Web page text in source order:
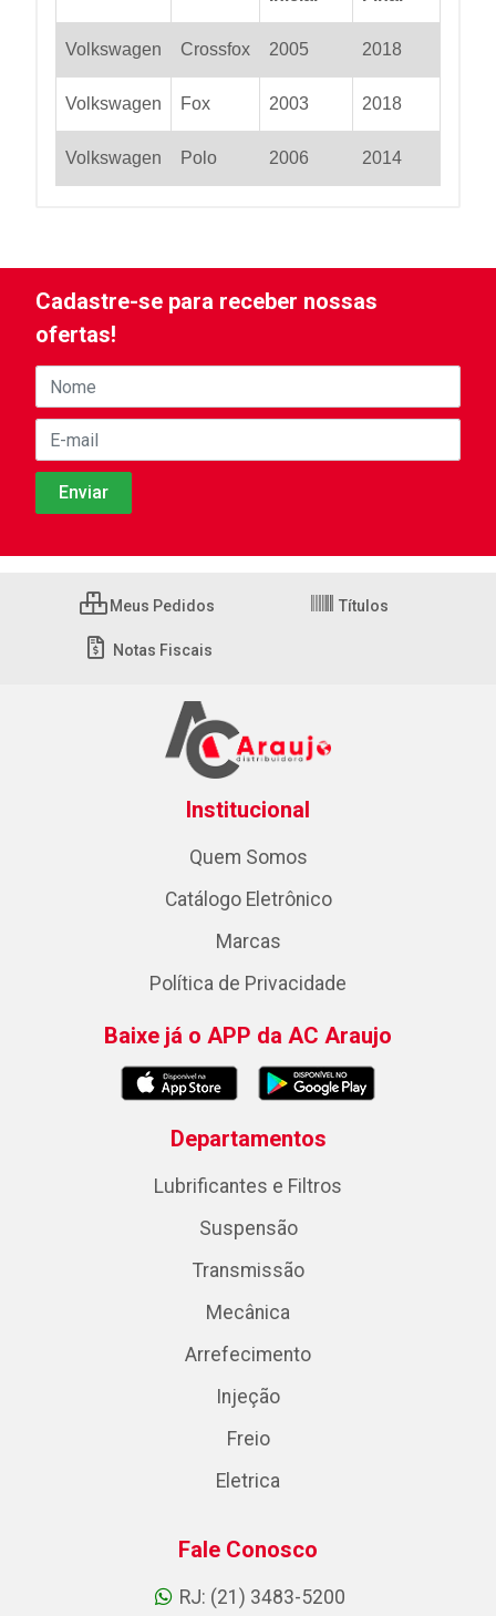
Volkswagen Crossfox 2005 2018
Volkswagen Fox 2003 2018
Volkswagen Polo 2006 2014
Cadastre-se para receber nossas
ofertas!
Meus Pedidos Títulos
Notas Fiscais
Institucional
Quem Somos
Catálogo Eletrônico
Marcas
Política de Privacidade
Baixe já o APP da AC Araujo
Departamentos
Lubrificantes e Filtros
Suspensão
Transmissão
Mecânica
Arrefecimento
Injeção
Freio
Eletrica
Fale Conosco
RJ: (21) 3483-5200